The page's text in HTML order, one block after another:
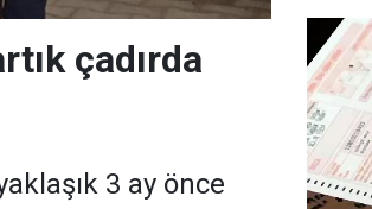
çadırda
3 ay önce